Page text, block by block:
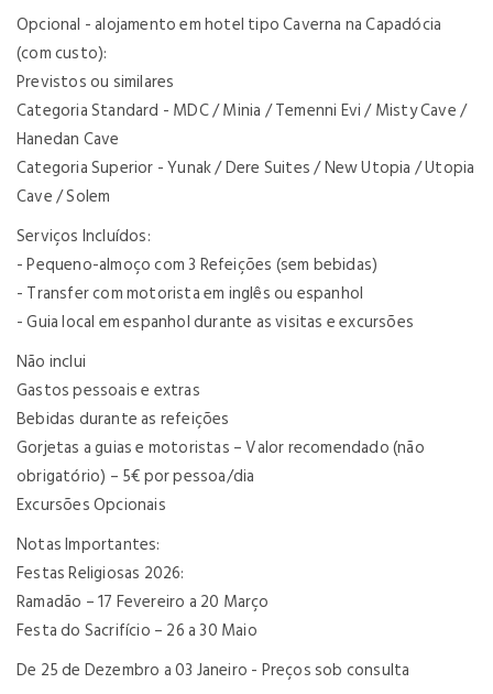
Opcional - alojamento em hotel tipo Caverna na Capadócia
(com custo):
Previstos ou similares
Categoria Standard - MDC / Minia / Temenni Evi / Misty Cave /
Hanedan Cave
Categoria Superior - Yunak / Dere Suites / New Utopia / Utopia
Cave / Solem
Serviços Incluídos:
- Pequeno-almoço com 3 Refeições (sem bebidas)
- Transfer com motorista em inglês ou espanhol
- Guia local em espanhol durante as visitas e excursões
Não inclui
Gastos pessoais e extras
Bebidas durante as refeições
Gorjetas a guias e motoristas – Valor recomendado (não
obrigatório) – 5€ por pessoa/dia
Excursões Opcionais
Notas Importantes:
Festas Religiosas 2026:
Ramadão – 17 Fevereiro a 20 Março
Festa do Sacrifício – 26 a 30 Maio
De 25 de Dezembro a 03 Janeiro - Preços sob consulta